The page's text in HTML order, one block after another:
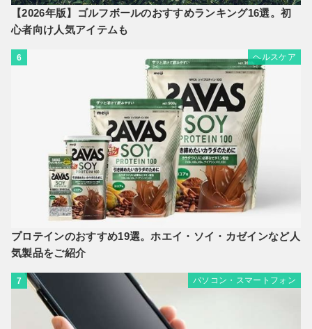
【2026年版】ゴルフボールのおすすめランキング16選。初
心者向け人気アイテムも
6 ヘルスケア
プロテインのおすすめ19選。ホエイ・ソイ・カゼインなど人
気製品をご紹介
7 パソコン・スマートフォン